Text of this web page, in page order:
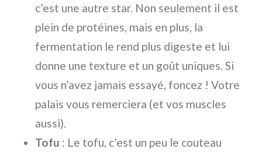
c’est une autre star. Non seulement il est
plein de protéines, mais en plus, la
fermentation le rend plus digeste et lui
donne une texture et un goût uniques. Si
vous n’avez jamais essayé, foncez ! Votre
palais vous remerciera (et vos muscles
aussi).
Tofu : Le tofu, c’est un peu le couteau